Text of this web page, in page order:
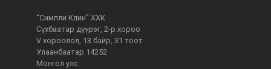
“Симпли Клин” ХХК
Сүхбаатар дүүрэг, 2-р хороо
V хороолол, 13 байр, 31 тоот
Улаанбаатар 14252
Монгол улс